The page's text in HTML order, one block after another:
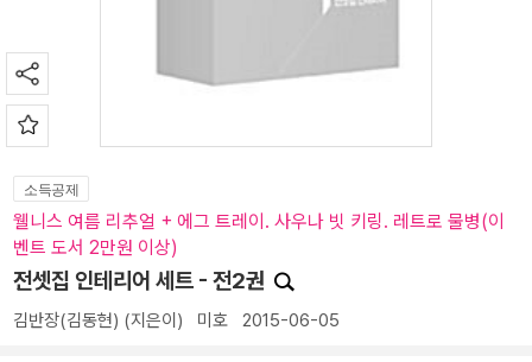
소득공제
웰니스 여름 리추얼 + 에그 트레이. 사우나 빗 키링. 레트로 물병(이
벤트 도서 2만원 이상)
전셋집 인테리어 세트 - 전2권
김반장(김동현) (지은이) 미호 2015-06-05